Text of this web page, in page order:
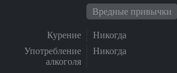
Вредные привычки
Курение
Никогда
Употребление
алкоголя
Никогда